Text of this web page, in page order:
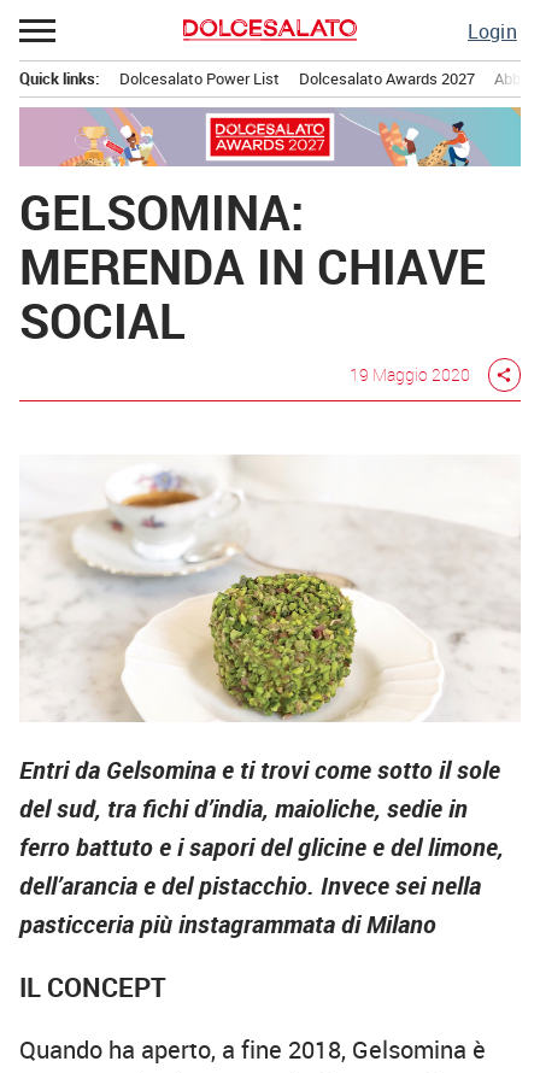
Passa
al
contenuto
Login
principale
Quick links: Dolcesalato Power List Dolcesalato Awards 2027
GELSOMINA:
MERENDA IN CHIAVE
SOCIAL
19 Maggio 2020 share
Entri da Gelsomina e ti trovi come sotto il sole
del sud, tra fichi d’india, maioliche, sedie in
ferro battuto e i sapori del glicine e del limone,
dell’arancia e del pistacchio. Invece sei nella
pasticceria più instagrammata di Milano
IL CONCEPT
Quando ha aperto, a fine 2018, Gelsomina è